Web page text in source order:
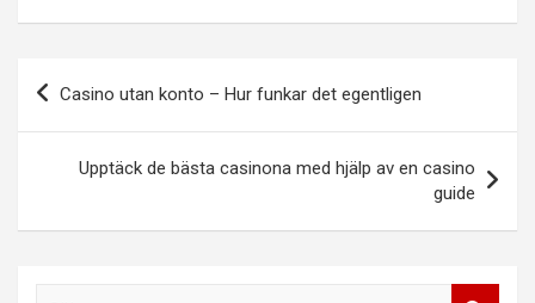
Inläggsnavigering
Casino utan konto – Hur funkar det egentligen
Upptäck de bästa casinona med hjälp av en casino
guide